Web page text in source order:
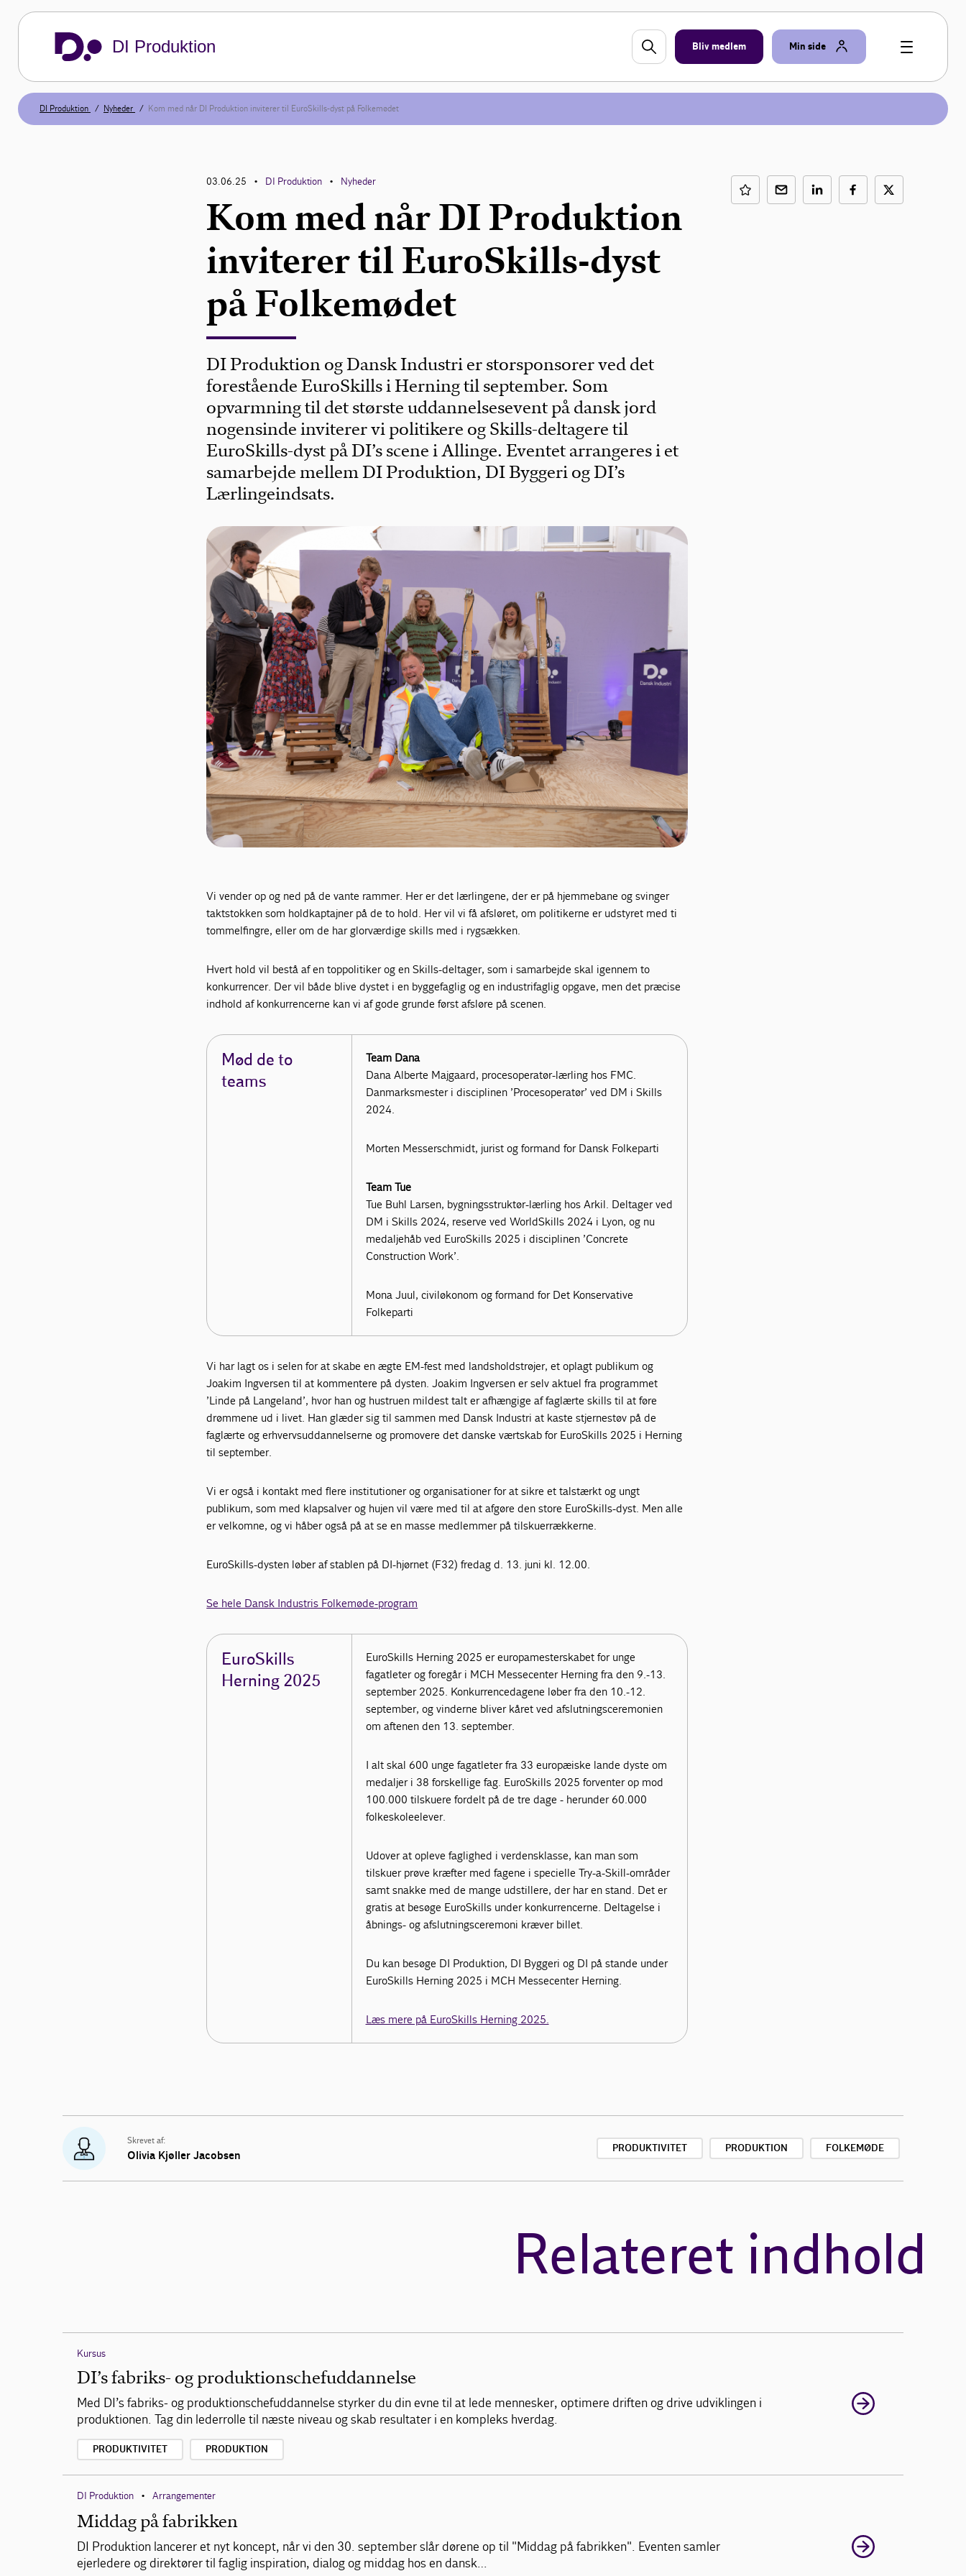
DI Produktion Bliv medlem Min side
DI Produktion Nyheder Kom med når DI Produktion inviterer til EuroSkills-dyst på Folkemødet
03.06.25 • DI Produktion • Nyheder
Kom med når DI Produktion
inviterer til EuroSkills-dyst
på Folkemødet
DI Produktion og Dansk Industri er storsponsorer ved det
forestående EuroSkills i Herning til september. Som
opvarmning til det største uddannelsesevent på dansk jord
nogensinde inviterer vi politikere og Skills-deltagere til
EuroSkills-dyst på DI’s scene i Allinge. Eventet arrangeres i et
samarbejde mellem DI Produktion, DI Byggeri og DI’s
Lærlingeindsats.
Vi vender op og ned på de vante rammer. Her er det lærlingene, der er på hjemmebane og svinger
taktstokken som holdkaptajner på de to hold. Her vil vi få afsløret, om politikerne er udstyret med ti
tommelfingre, eller om de har glorværdige skills med i rygsækken.
Hvert hold vil bestå af en toppolitiker og en Skills-deltager, som i samarbejde skal igennem to
konkurrencer. Der vil både blive dystet i en byggefaglig og en industrifaglig opgave, men det præcise
indhold af konkurrencerne kan vi af gode grunde først afsløre på scenen.
Mød de to
teams
Team Dana
Dana Alberte Majgaard, procesoperatør-lærling hos FMC.
Danmarksmester i disciplinen ’Procesoperatør’ ved DM i Skills
2024.
Morten Messerschmidt, jurist og formand for Dansk Folkeparti
Team Tue
Tue Buhl Larsen, bygningsstruktør-lærling hos Arkil. Deltager ved
DM i Skills 2024, reserve ved WorldSkills 2024 i Lyon, og nu
medaljehåb ved EuroSkills 2025 i disciplinen ’Concrete
Construction Work’.
Mona Juul, civiløkonom og formand for Det Konservative
Folkeparti
Vi har lagt os i selen for at skabe en ægte EM-fest med landsholdstrøjer, et oplagt publikum og
Joakim Ingversen til at kommentere på dysten. Joakim Ingversen er selv aktuel fra programmet
’Linde på Langeland’, hvor han og hustruen mildest talt er afhængige af faglærte skills til at føre
drømmene ud i livet. Han glæder sig til sammen med Dansk Industri at kaste stjernestøv på de
faglærte og erhvervsuddannelserne og promovere det danske værtskab for EuroSkills 2025 i Herning
til september.
Vi er også i kontakt med flere institutioner og organisationer for at sikre et talstærkt og ungt
publikum, som med klapsalver og hujen vil være med til at afgøre den store EuroSkills-dyst. Men alle
er velkomne, og vi håber også på at se en masse medlemmer på tilskuerrækkerne.
EuroSkills-dysten løber af stablen på DI-hjørnet (F32) fredag d. 13. juni kl. 12.00.
Se hele Dansk Industris Folkemøde-program
EuroSkills
Herning 2025
EuroSkills Herning 2025 er europamesterskabet for unge
fagatleter og foregår i MCH Messecenter Herning fra den 9.-13.
september 2025. Konkurrencedagene løber fra den 10.-12.
september, og vinderne bliver kåret ved afslutningsceremonien
om aftenen den 13. september.
I alt skal 600 unge fagatleter fra 33 europæiske lande dyste om
medaljer i 38 forskellige fag. EuroSkills 2025 forventer op mod
100.000 tilskuere fordelt på de tre dage - herunder 60.000
folkeskoleelever.
Udover at opleve faglighed i verdensklasse, kan man som
tilskuer prøve kræfter med fagene i specielle Try-a-Skill-områder
samt snakke med de mange udstillere, der har en stand. Det er
gratis at besøge EuroSkills under konkurrencerne. Deltagelse i
åbnings- og afslutningsceremoni kræver billet.
Du kan besøge DI Produktion, DI Byggeri og DI på stande under
EuroSkills Herning 2025 i MCH Messecenter Herning.
Læs mere på EuroSkills Herning 2025.
Skrevet af:
Olivia Kjøller Jacobsen
PRODUKTIVITET PRODUKTION FOLKEMØDE
Relateret indhold
Kursus
DI’s fabriks- og produktionschefuddannelse
Med DI’s fabriks- og produktionschefuddannelse styrker du din evne til at lede mennesker, optimere driften og drive udviklingen i
produktionen. Tag din lederrolle til næste niveau og skab resultater i en kompleks hverdag.
PRODUKTIVITET PRODUKTION
DI Produktion • Arrangementer
Middag på fabrikken
DI Produktion lancerer et nyt koncept, når vi den 30. september slår dørene op til "Middag på fabrikken". Eventen samler
ejerledere og direktører til faglig inspiration, dialog og middag hos en dansk…